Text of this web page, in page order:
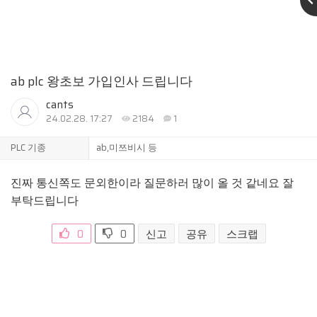
ab plc 왕초보 가입인사 드립니다
cants
24.02.28. 17:27 2184 1
PLC 기종 ab,미쯔비시 등
진짜 통신쪽도 문외한이라 질문하러 많이 올 것 같네요 잘
부탁드립니다
0 0 신고 공유 스크랩